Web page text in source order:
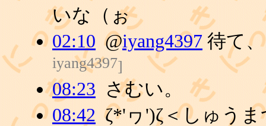
いな（ぉ
02:10 @iyang4397 待て
iyang4397]
08:23 さむい。
08:42 ζ*'ヮ')ζ＜しゅうま